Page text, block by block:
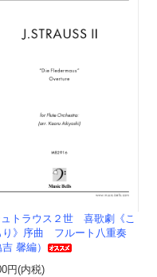
トラウス２世 喜歌劇《こ
り》序曲 フルート八重奏
吉 馨編）
円(内税)